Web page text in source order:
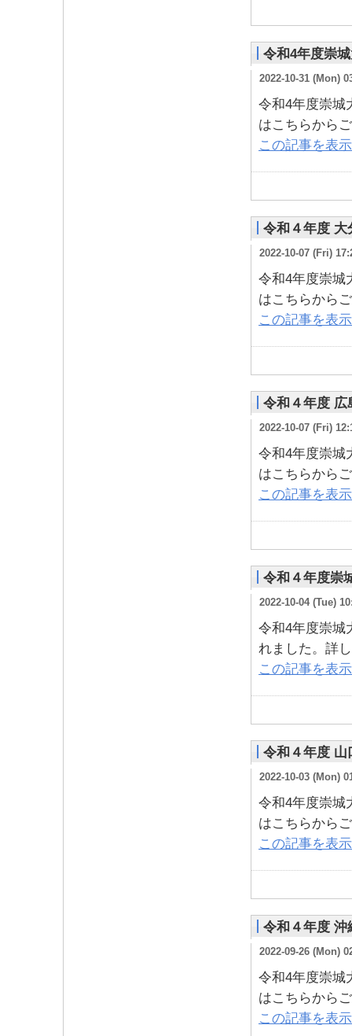
令和4年度崇
2022-10-31 (Mon)
令和4年度崇城
はこちらから
この記事を表示
令和４年度 大
2022-10-07 (Fri)
令和4年度崇城
はこちらから
この記事を表示
令和４年度 広
2022-10-07 (Fri)
令和4年度崇城
はこちらから
この記事を表示
令和４年度崇
2022-10-04 (Tue)
令和4年度崇城
れました。詳
この記事を表示
令和４年度 山
2022-10-03 (Mon)
令和4年度崇城
はこちらから
この記事を表示
令和４年度 沖
2022-09-26 (Mon)
令和4年度崇城
はこちらから
この記事を表示